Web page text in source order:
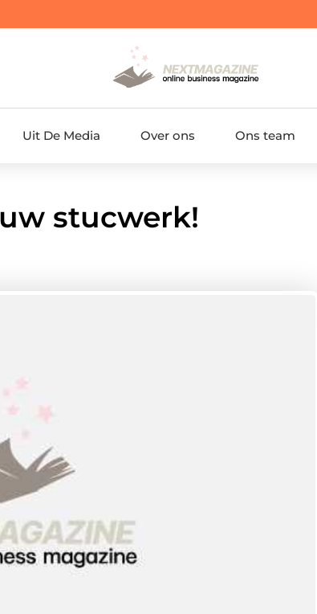
Uit De Media Over ons Ons team
stucwerk!